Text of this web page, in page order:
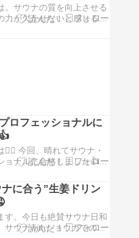
。サウナの質を向上させる
力が欠かせないと感じる今
サウナ用の生姜ドリンクを
最高の”ととのい”に向けて
ロフェッショナルに
🧖‍♀️ 今回、晴れてサウナ・
ョナルに合格しました👍 試
専門的な内容で勉強になり
合格発表までの流れを簡単
と思います。 サウナスパプ
申込み方法 この資格は日
会が取…
ナに合う”生姜ドリン
す。今日も絶賛サウナ日和
サウナwithショウガでの